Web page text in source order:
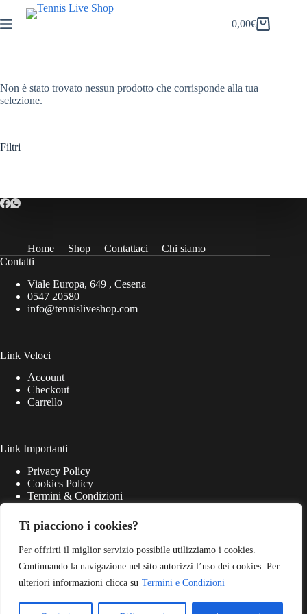
Ti piacciono i cookies?
Per offrirti il miglior servizio possibile utilizziamo i cookies.
Continuando la navigazione nel sito autorizzi l’uso dei cookies. Per
ulteriori informazioni clicca su Termini e Condizioni
al
contenuto
Carrello
0,00€
Non è stato trovato nessun prodotto che corrisponde alla tua
selezione.
Filtri
Home Shop Contattaci
Chi siamo
Contatti
Viale Europa, 649 , Cesena
0547 20580
info@tennisliveshop.com
Link Veloci
Account
Checkout
Carrello
Link Importanti
Privacy Policy
Cookies Policy
Termini & Condizioni